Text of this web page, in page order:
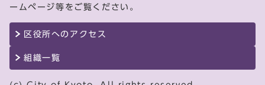
ームページ等をご覧ください。
区役所へのアクセス
組織一覧